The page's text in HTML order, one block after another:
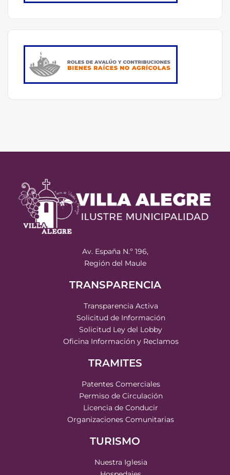
Av. España N.º 196,
Región del Maule
TRANSPARENCIA
Transparencia Activa
Solicitud de Información
Solicitud Ley del Lobby
Oficina Información y Reclamos
TRAMITES
Patentes Comerciales
Permiso de Circulación
Licencia de Conducir
Organizaciones Comunitarias
TURISMO
Nuestra Iglesia